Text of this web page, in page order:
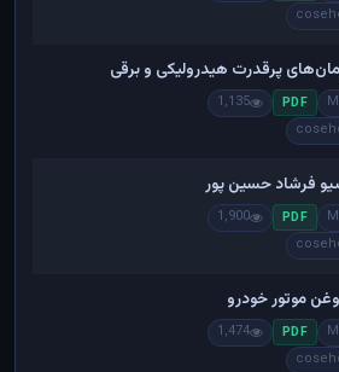
پرقدرت هیدرولیکی و برقی
PDF
1,135
فرشاد حسین پور
PDF
1,900
موتور خودرو
PDF
1,474